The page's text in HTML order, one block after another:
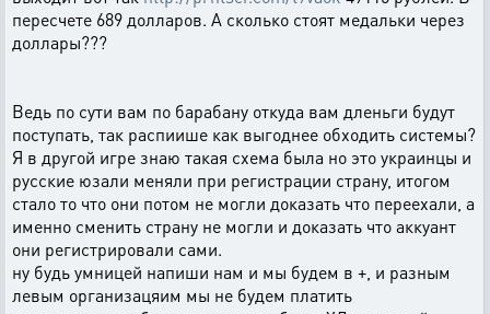
пересчете 689 долларов. А сколько стоят медальки через
доллары???
Ведь по сути вам по барабану откуда вам дленьги будут
поступать, так распиише как выгоднее обходить системы?
Я в другой игре знаю такая схема была но это украинцы и
русские юзали меняли при регистрации страну, итогом
стало то что они потом не могли доказать что переехали, а
именно сменить страну не могли и доказать что аккуант
они регистрировали сами.
ну будь умницей напиши нам и мы будем в +, и разным
левым организацяим мы не будем платить